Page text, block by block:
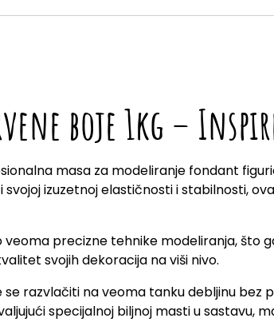
boje 1kg –
masa za modeliranje fondant
izuzetnoj elastičnosti i stabilnosti,
precizne tehnike modeliranja,
svojih dekoracija na viši nivo.
razvlačiti na veoma tanku debljinu bez
specijalnoj biljnoj masti u sastavu,